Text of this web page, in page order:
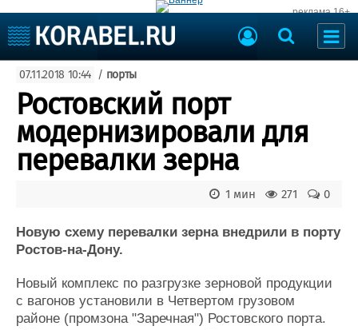
реклама 16+
Судоходство
Судоремонт
События
Порты
Рыболовство
ВМФ
Образование
Судостроение
Пульс
Новости
Репутация
Торговая площадка
Оборудование
Изделия
07.11.2018 10:44 / порты
Ростовский порт
модернизировали для
перевалки зерна
0
271
1 мин
Новую схему перевалки зерна внедрили в порту
Ростов-на-Дону.
Новый комплекс по разгрузке зерновой продукции
с вагонов установили в Четвертом грузовом
районе (промзона "Заречная") Ростовского порта.